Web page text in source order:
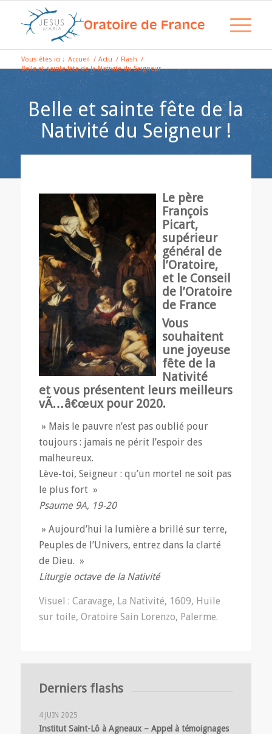
Vous êtes ici : Accueil / Actu / Flash /
Belle et sainte fête de la Nativité du Seigneur
Belle et sainte fête de la
Nativité du Seigneur !
Le père
François
Picart,
supérieur
général de
l’Oratoire,
et le Conseil
de l’Oratoire
de France
Vous
souhaitent
une joyeuse
fête de la
Nativité
et vous présentent leurs meilleurs
vÃ…â€œux pour 2020.
» Mais le pauvre n’est pas oublié pour
toujours : jamais ne périt l’espoir des
malheureux.
Lève-toi, Seigneur : qu’un mortel ne soit pas
le plus fort »
Psaume 9A, 19-20
» Aujourd’hui la lumière a brillé sur terre,
Peuples de l’Univers, entrez dans la clarté
de Dieu. »
Liturgie octave de la Nativité
Visuel : Caravage, La Nativité, 1609, Huile
sur toile, Oratoire Sain Lorenzo, Palerme.
Derniers flashs
4 JUIN 2025
Institut Saint-Lô à Agneaux – Appel à témoignages